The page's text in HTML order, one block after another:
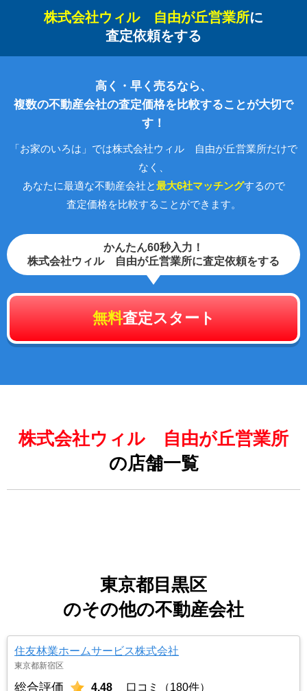
株式会社ウィル 自由が丘営業所に
査定依頼をする
高く・早く売るなら、
複数の不動産会社の査定価格を比較することが大切で
す！
「お家のいろは」では株式会社ウィル 自由が丘営業所だけで
なく、
あなたに最適な不動産会社と最大6社マッチングするので
査定価格を比較することができます。
かんたん60秒入力！
株式会社ウィル 自由が丘営業所に査定依頼をする
無料査定スタート
株式会社ウィル 自由が丘営業所
の店舗一覧
東京都目黒区
のその他の不動産会社
住友林業ホームサービス株式会社
東京都新宿区
総合評価 4.48 口コミ（180件）